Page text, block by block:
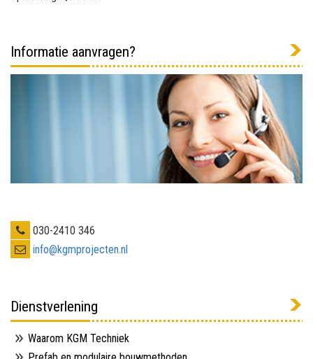
Informatie aanvragen?
030-2410 346
info@kgmprojecten.nl
Dienstverlening
Waarom KGM Techniek